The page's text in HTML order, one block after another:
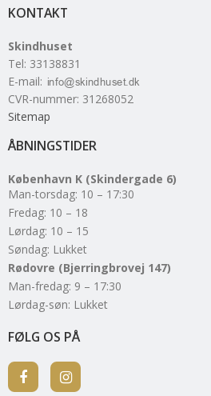
KONTAKT
Skindhuset
Tel: 33138831
E-mail:
CVR-nummer: 31268052
Sitemap
ÅBNINGSTIDER
København K (Skindergade 6)
Man-torsdag: 10 – 17:30
Fredag: 10 – 18
Lørdag: 10 – 15
Søndag: Lukket
Rødovre (Bjerringbrovej 147)
Man-fredag: 9 – 17:30
Lørdag-søn: Lukket
FØLG OS PÅ